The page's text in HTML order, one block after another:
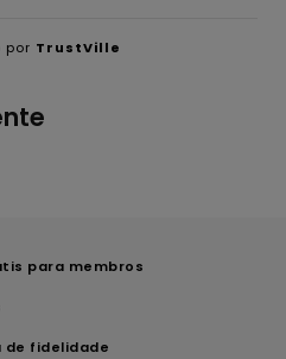
por TrustVille
para membros
fidelidade